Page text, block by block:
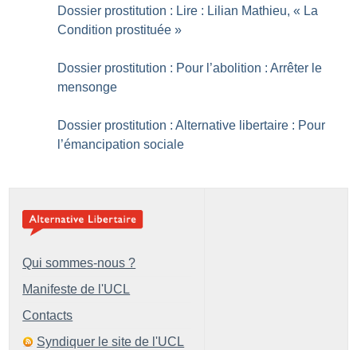
Dossier prostitution : Lire : Lilian Mathieu, « La
Condition prostituée »
Dossier prostitution : Pour l’abolition : Arrêter le
mensonge
Dossier prostitution : Alternative libertaire : Pour
l’émancipation sociale
Qui sommes-nous ?
Manifeste de l'UCL
Contacts
Syndiquer le site de l'UCL